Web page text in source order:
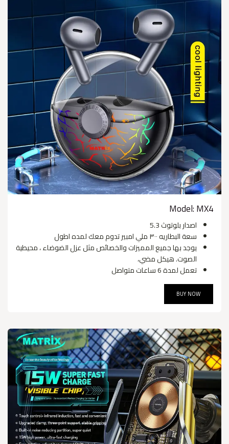
Model: MX4
اصدار بلوتوث 5.3
سعة البطاريه ٣٠٠ ملي امبير تدوم معك لمده اطول
يوجد بها جميع المميزات والخصائص مثل عزل الضوضاء ، محيطية
الصوت. هيكل مضي،
تعمل لمدة 6 ساعات متواصل
BUY NOW